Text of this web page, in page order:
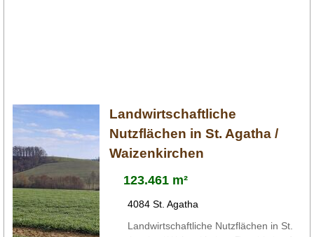
Landwirtschaftliche
Nutzflächen in St. Agatha /
Waizenkirchen
123.461 m²
4084 St. Agatha
Landwirtschaftliche Nutzflächen in St.